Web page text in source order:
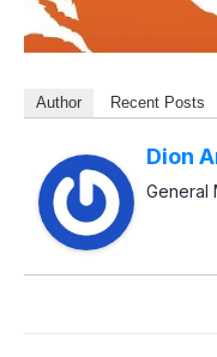
Author Recent Posts
Dion
General